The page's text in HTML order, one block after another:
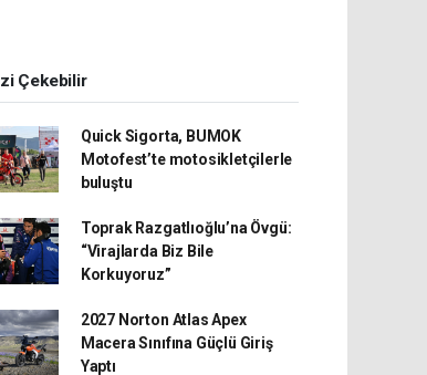
Çekebilir
Quick Sigorta, BUMOK
Motofest’te motosikletçilerle
buluştu
Toprak Razgatlıoğlu’na Övgü:
“Virajlarda Biz Bile
Korkuyoruz”
2027 Norton Atlas Apex
Macera Sınıfına Güçlü Giriş
Yaptı